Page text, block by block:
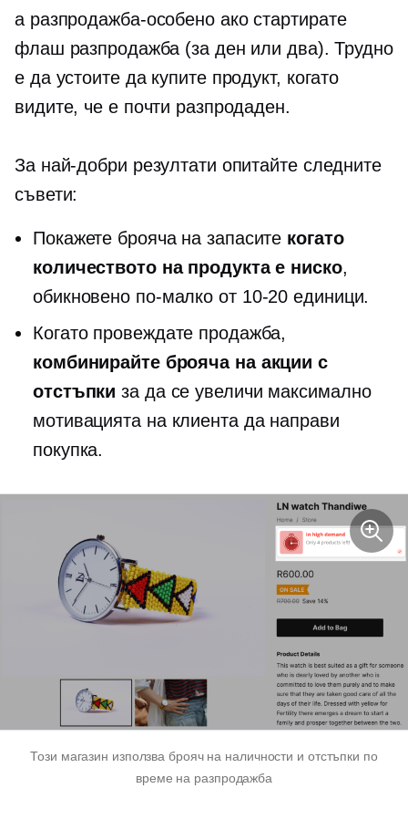
a разпродажба-особеноако стартирате
флаш разпродажба (за ден или два). Трудно
е да устоите да купите продукт, когато
видите, че е почти разпродаден.
За най-добри резултати опитайте следните
съвети:
Покажете брояча на запасите когато
количеството на продукта е ниско,
обикновено по-малко от 10-20 единици.
Когато провеждате продажба,
комбинирайте брояча на акции с
отстъпки за да се увеличи максимално
мотивацията на клиента да направи
покупка.
Този магазин използва брояч на наличности и отстъпки по
време на разпродажба